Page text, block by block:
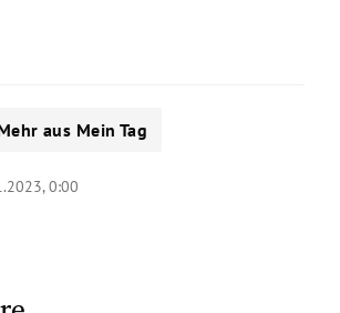
aus Mein Tag
0:00